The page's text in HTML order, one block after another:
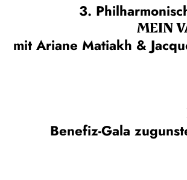
3.
MEIN
mit Ariane Matiakh &
Benefiz-Gala